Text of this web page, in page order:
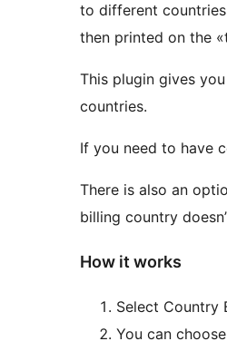
to different
then printed on the
This plugin gives
countries.
If you need to have
There is also an
billing country
How it works
Select Country
You can